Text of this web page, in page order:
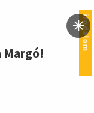
irodalom
Margó!